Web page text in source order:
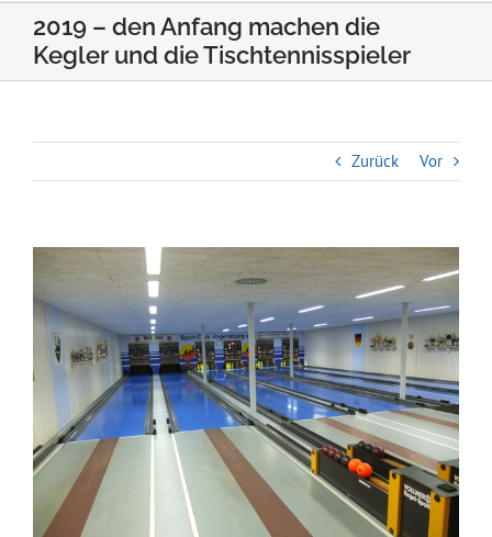
2019 – den Anfang machen die
Kegler und die Tischtennisspieler
Zurück Vor
Bild